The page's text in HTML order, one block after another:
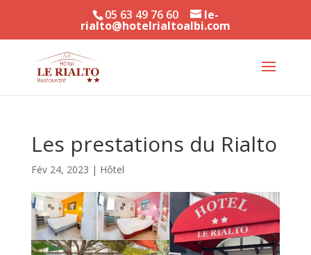
05 63 49 76 60 le-
rialto@hotelrialtoalbi.com
Les prestations du Rialto
Fév 24, 2023 | Hôtel